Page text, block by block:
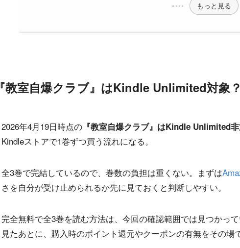
もっと見る
『教室自爆クラブ』はKindle Unlimited対象
2026年4月19日時点の 『教室自爆クラブ』はKindle Unlimited
Kindleストアで1巻ずつ買う流れになる。
全3巻で完結しているので、巻数の負担は重くない。まずは
さを自分が受け止められるか先に見ておくと判断しやすい。
完全無料で全3巻を読む方法は、今回の確認範囲では見つかっ
見たあとに、購入時のポイント還元やクーポンの有無をその場